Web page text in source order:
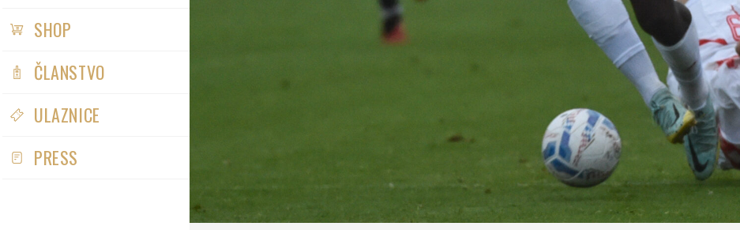
SHOP
ČLANSTVO
ULAZNICE
PRESS